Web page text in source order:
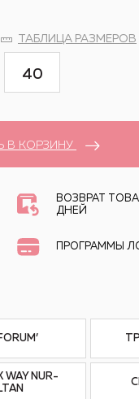
ТАБЛИЦА РАЗМЕРОВ
40
В КОРЗИНУ
ВОЗВРАТ
ДНЕЙ
ПРОГРАММЫ
WAY NUR-